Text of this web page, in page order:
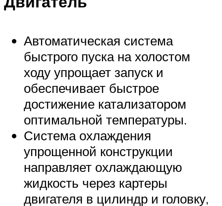
Автоматическая система
быстрого пуска на холостом
ходу упрощает запуск и
обеспечивает быстрое
достижение катализатором
оптимальной температуры.
Система охлаждения
упрощенной конструкции
направляет охлаждающую
жидкость через картеры
двигателя в цилиндр и головку,